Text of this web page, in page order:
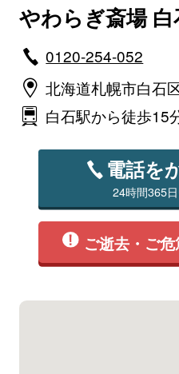
やわらぎ斎場 白
0120-254-052
北海道札幌市白石
白石駅から徒歩15
電話を
24時間365
ご逝去・ご